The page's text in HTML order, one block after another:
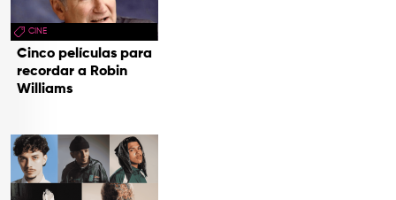
CINE
Cinco películas para
recordar a Robin
Williams